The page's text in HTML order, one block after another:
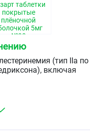
таблетки
покрытые
плёночной
5мг
№90
(тип IIа по
включая
или смешанная
в качестве